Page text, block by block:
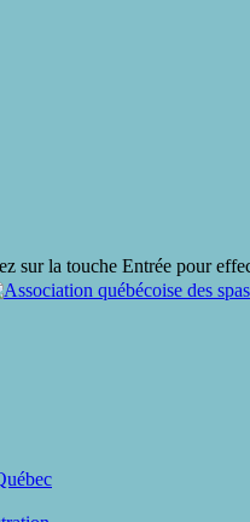
sur la touche Entrée pour